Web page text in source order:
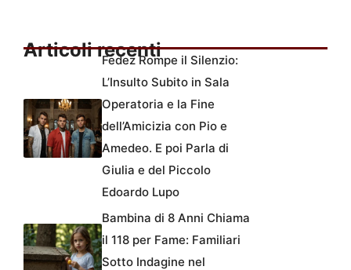
Articoli recentiFedez Rompe il Silenzio:
L’Insulto Subito in Sala
Operatoria e la Fine
dell’Amicizia con Pio e
Amedeo. E poi Parla di
Giulia e del Piccolo
Edoardo Lupo
Bambina di 8 Anni Chiama
il 118 per Fame: Familiari
Sotto Indagine nel